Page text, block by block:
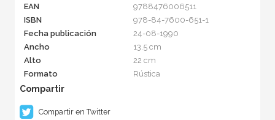
EAN
9788476006511
ISBN
978-84-7600-651-1
Fecha publicación
24-08-1990
Ancho
13.5 cm
Alto
22 cm
Formato
Rústica
Compartir en Twitter